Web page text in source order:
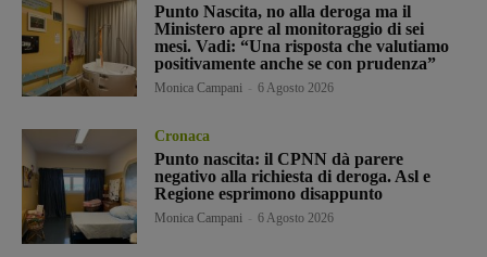
Punto Nascita, no alla deroga ma il
Ministero apre al monitoraggio di sei
mesi. Vadi: “Una risposta che valutiamo
positivamente anche se con prudenza”
Monica Campani 6 Agosto 2026
Cronaca
Punto nascita: il CPNN dà parere
negativo alla richiesta di deroga. Asl e
Regione esprimono disappunto
Monica Campani 6 Agosto 2026